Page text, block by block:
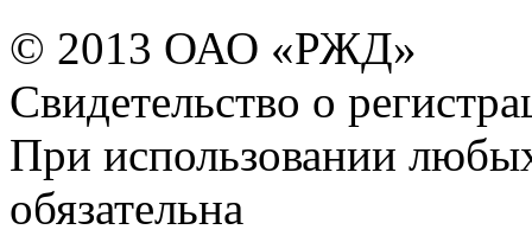
© 2013 ОАО «РЖД»
Свидетельство о
При использовании
обязательна